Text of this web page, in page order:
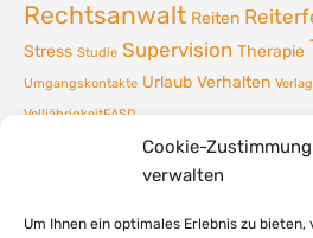
Cookie-Zustimmung
verwalten
Um Ihnen ein optimales Erlebnis zu
Rechtsanwalt Reiten
Stress Studie Supervision Therapie
Umgangskontakte Urlaub Verhalten Verlag
VolljährigkeitFASD